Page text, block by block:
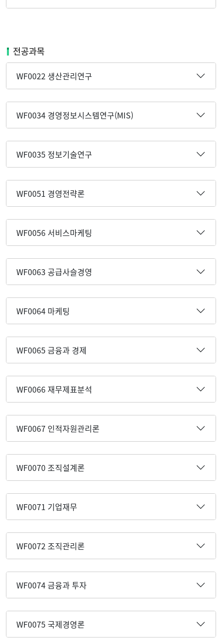
전공과목
WF0022 생산관리연구
WF0034 경영정보시스템연구(MIS)
WF0035 정보기술연구
WF0051 경영전략론
WF0056 서비스마케팅
WF0063 공급사슬경영
WF0064 마케팅
WF0065 금융과 경제
WF0066 재무제표분석
WF0067 인적자원관리론
WF0070 조직설계론
WF0071 기업재무
WF0072 조직관리론
WF0074 금융과 투자
WF0075 국제경영론